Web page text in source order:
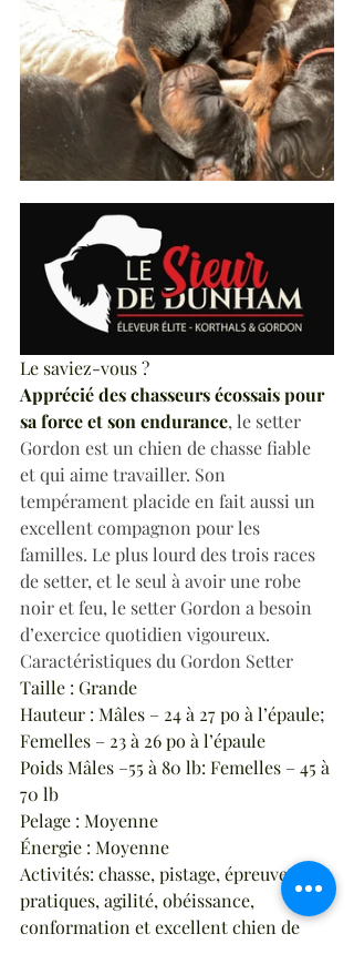
Le saviez-vous ?
Apprécié des chasseurs écossais pour
sa force et son endurance, le setter
Gordon est un chien de chasse fiable
et qui aime travailler. Son
tempérament placide en fait aussi un
excellent compagnon pour les
familles. Le plus lourd des trois races
de setter, et le seul à avoir une robe
noir et feu, le setter Gordon a besoin
d’exercice quotidien vigoureux.
Caractéristiques du Gordon Setter
Taille : Grande
Hauteur : Mâles – 24 à 27 po à l’épaule;
Femelles – 23 à 26 po à l’épaule
Poids Mâles –55 à 80 lb: Femelles – 45 à
70 lb
Pelage : Moyenne
Énergie : Moyenne
Activités: chasse, pistage, épreuves
pratiques, agilité, obéissance,
conformation et excellent chien de